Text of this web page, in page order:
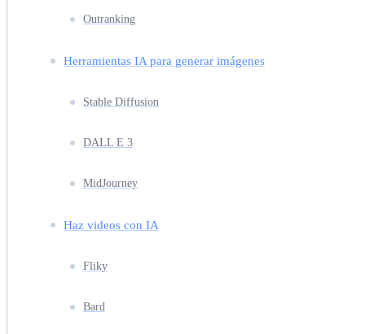
Outranking
Herramientas IA para generar imágenes
Stable Diffusion
DALL E 3
MidJourney
Haz videos con IA
Fliky
Bard